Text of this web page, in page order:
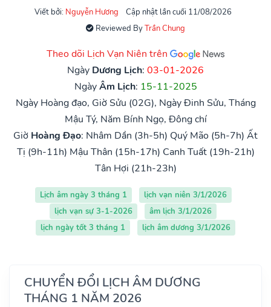
Viết bởi: Nguyễn Hương
Cập nhật lần cuối 11/08/2026
Reviewed ByTrần Chung
Theo dõi Lịch Vạn Niên trên
Ngày Dương Lịch: 03-01-2026
NgàyÂm Lịch: 15-11-2025
Ngày Hoàng đạo, Giờ Sửu (02G), Ngày Đinh Sửu, Tháng
Mậu Tý, Năm Bính Ngọ, Đông chí
Giờ Hoàng Đạo: Nhâm Dần (3h-5h) Quý Mão (5h-7h) Ất
Tị (9h-11h) Mậu Thân (15h-17h) Canh Tuất (19h-21h)
Tân Hợi (21h-23h)
Lịch âm ngày 3 tháng 1
lịch vạn niên 3/1/2026
lịch vạn sự 3-1-2026
âm lịch 3/1/2026
lịch ngày tốt 3 tháng 1
lịch âm dương 3/1/2026
CHUYỂN ĐỔI LỊCH ÂM DƯƠNG
THÁNG 1 NĂM 2026